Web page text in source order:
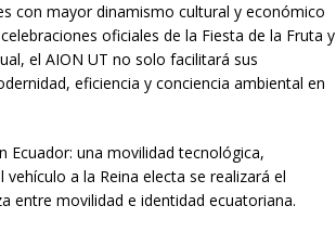
con mayor dinamismo cultural y económico
oficiales de la Fiesta de la Fruta y
el AION UT no solo facilitará sus
eficiencia y conciencia ambiental en
Ecuador: una movilidad tecnológica,
a la Reina electa se realizará el
entre movilidad e identidad ecuatoriana.